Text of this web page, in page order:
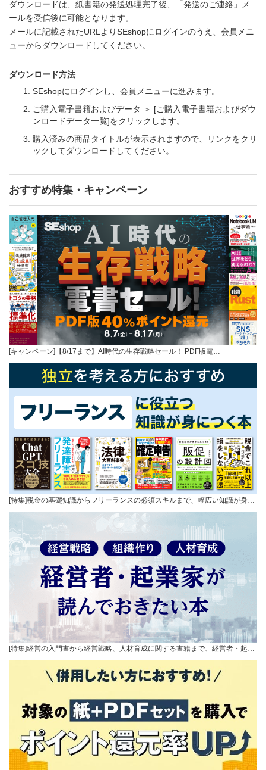
ダウンロードは、紙書籍の発送処理完了後、「発送のご連絡」メ
ールを受信後に可能となります。
メールに記載されたURLよりSEshopにログインのうえ、会員メニ
ューからダウンロードしてください。
ダウンロード方法
SEshopにログインし、会員メニューに進みます。
ご購入電子書籍およびデータ ＞ [ご購入電子書籍およびダウ
ンロードデータ一覧]をクリックします。
購入済みの商品タイトルが表示されますので、リンクをクリ
ックしてダウンロードしてください。
おすすめ特集・キャンペーン
[キャンペーン]【8/17まで】AI時代の生存戦略セール！ PDF版電…
[特集]税金の基礎知識からフリーランスの必須スキルまで、幅広い知識が身…
[特集]経営の入門書から経営戦略、人材育成に関する書籍まで、経営者・起…